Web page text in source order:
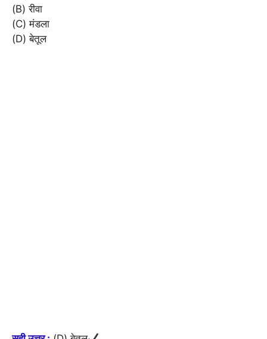
(B) रीवा
(C) मंडला
(D) बेतूल